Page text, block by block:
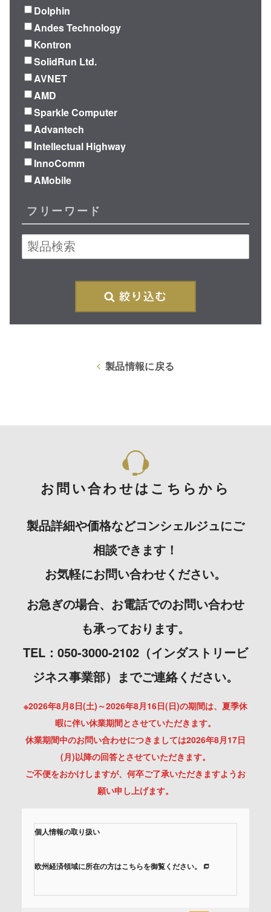
Dolphin
Andes Technology
Kontron
SolidRun Ltd.
AVNET
AMD
Sparkle Computer
Advantech
Intellectual Highway
InnoComm
AMobile
フリーワード
製品情報に戻る
お問い合わせはこちらから
製品詳細や価格などコンシェルジュにご
相談できます！
お気軽にお問い合わせください。
お急ぎの場合、お電話でのお問い合わせ
も承っております。
TEL：050-3000-2102（インダストリービ
ジネス事業部）までご連絡ください。
※2026年8月8日(土)～2026年8月16日(日)の期間は、夏季休
暇に伴い休業期間とさせていただきます。
休業期間中のお問い合わせにつきましては2026年8月17日
(月)以降の回答とさせていただきます。
ご不便をおかけしますが、何卒ご了承いただきますようお
願い申し上げます。
個人情報の取り扱い
欧州経済領域に所在の方はこちらを御覧ください。